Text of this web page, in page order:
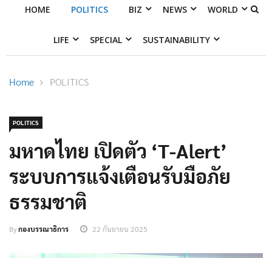
HOME POLITICS BIZ NEWS WORLD
LIFE SPECIAL SUSTAINABILITY
Home POLITICS
POLITICS
มหาดไทย เปิดตัว ‘T-Alert’
ระบบการแจ้งเตือนรับมือภัย
ธรรมชาติ
Byกองบรรณาธิการ 22 กันยายน 2025